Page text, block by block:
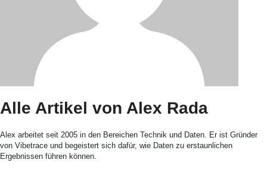
Alle Artikel von Alex Rada
Alex arbeitet seit 2005 in den Bereichen Technik und Daten. Er ist Gründer
von Vibetrace und begeistert sich dafür, wie Daten zu erstaunlichen
Ergebnissen führen können.